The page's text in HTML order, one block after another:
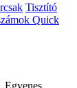
Tisztító
Quick